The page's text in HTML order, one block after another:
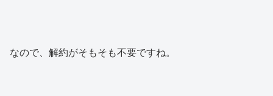
なので、解約がそもそも不要ですね。